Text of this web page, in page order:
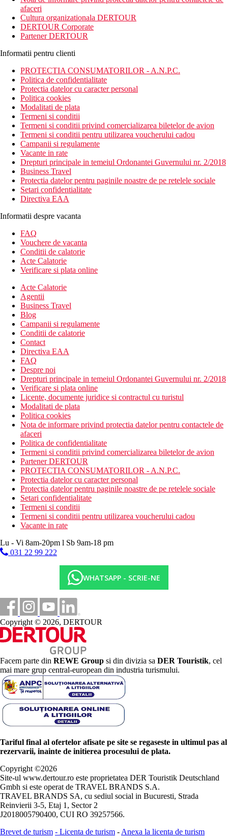
afaceri
Cultura organizationala DERTOUR
DERTOUR Corporate
Partener DERTOUR
Informatii pentru clienti
PROTECTIA CONSUMATORILOR - A.N.P.C.
Politica de confidentialitate
Protectia datelor cu caracter personal
Politica cookies
Modalitati de plata
Termeni si conditii
Termeni si conditii privind comercializarea biletelor de avion
Termeni si conditii pentru utilizarea voucherului cadou
Campanii si regulamente
Vacante in rate
Drepturi principale in temeiul Ordonantei Guvernului nr. 2/2018
Business Travel
Protectia datelor pentru paginile noastre de pe retelele sociale
Setari confidentialitate
Directiva EAA
Informatii despre vacanta
FAQ
Vouchere de vacanta
Conditii de calatorie
Acte Calatorie
Verificare si plata online
Acte Calatorie
Agentii
Business Travel
Blog
Campanii si regulamente
Conditii de calatorie
Contact
Directiva EAA
FAQ
Despre noi
Drepturi principale in temeiul Ordonantei Guvernului nr. 2/2018
Verificare si plata online
Licente, documente juridice si contractul cu turistul
Modalitati de plata
Politica cookies
Nota de informare privind protectia datelor pentru contactele de
afaceri
Politica de confidentialitate
Termeni si conditii privind comercializarea biletelor de avion
Partener DERTOUR
PROTECTIA CONSUMATORILOR - A.N.P.C.
Protectia datelor cu caracter personal
Protectia datelor pentru paginile noastre de pe retelele sociale
Setari confidentialitate
Termeni si conditii
Termeni si conditii pentru utilizarea voucherului cadou
Vacante in rate
Lu - Vi 8am-20pm l Sb 9am-18 pm
031 22 99 222
WHATSAPP - SCRIE-NE
Copyright © 2026, DERTOUR
Facem parte din REWE Group si din divizia sa DER Touristik, cel
mai mare grup central-european din industria turismului.
Tariful final al ofertelor afisate pe site se regaseste in ultimul pas al
rezervarii, inainte de initierea procesului de plata.
Copyright ©2026
Site-ul www.dertour.ro este proprietatea DER Touristik Deutschland
Gmbh si este operat de TRAVEL BRANDS S.A.
TRAVEL BRANDS SA, cu sediul social in Bucuresti, Strada
Reinvierii 3-5, Etaj 1, Sector 2
J2018005790400, CUI RO 39257566.
Brevet de turism - Licenta de turism - Anexa la licenta de turism